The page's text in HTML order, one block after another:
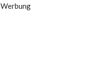
Werbung